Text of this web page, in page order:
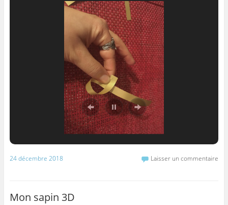
24 décembre 2018 Laisser un commentaire
Mon sapin 3D